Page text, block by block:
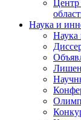
Наука и
Наука